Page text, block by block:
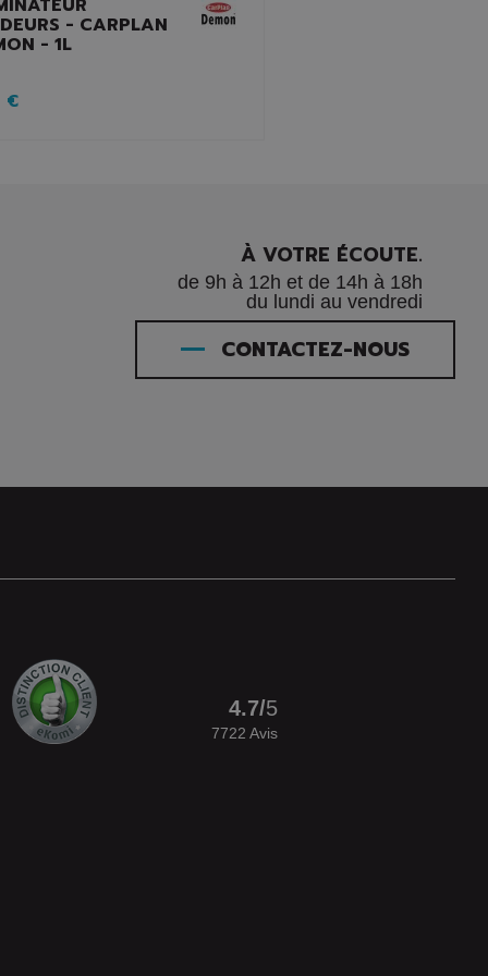
- CARPLAN
- 1L
€
À VOTRE ÉCOUTE.
de 9h à 12h et de 14h à 18h
du lundi au vendredi
CONTACTEZ-NOUS
4.7/5
7722 Avis